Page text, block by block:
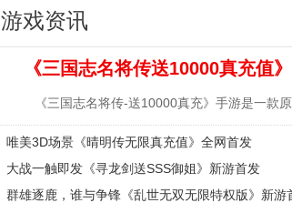
游戏资讯
《三国志名将传送10000真充值
唯美3D场景《晴明传无限真充值》全网首发
大战一触即发《寻龙剑送SSS御姐》新游首发
群雄逐鹿，谁与争锋《乱世无双无限特权版》新游